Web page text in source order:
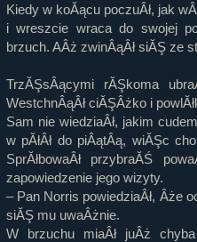
Kiedy w koĂącu poczuÂł, jak
i wreszcie wraca do swojej
brzuch. AÂż zwinÂąÂł siĂŞ ze
TrzĂŞsÂącymi rĂŞkoma
WestchnÂąÂł ciĂŞÂżko i
Sam nie wiedziaÂł, jakim
w pĂłÂł do piÂątÂą, wiĂŞc
SprĂłbowaÂł przybraĂŚ
zapowiedzenie jego wizyty.
– Pan Norris powiedziaÂł, Âże
siĂŞ mu uwaÂżnie.
W brzuchu miaÂł juÂż